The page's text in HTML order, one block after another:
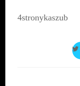
4stronykaszub